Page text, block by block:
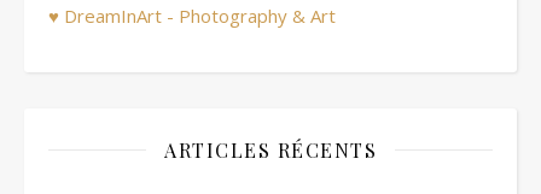
♥ DreamInArt - Photography & Art
ARTICLES RÉCENTS